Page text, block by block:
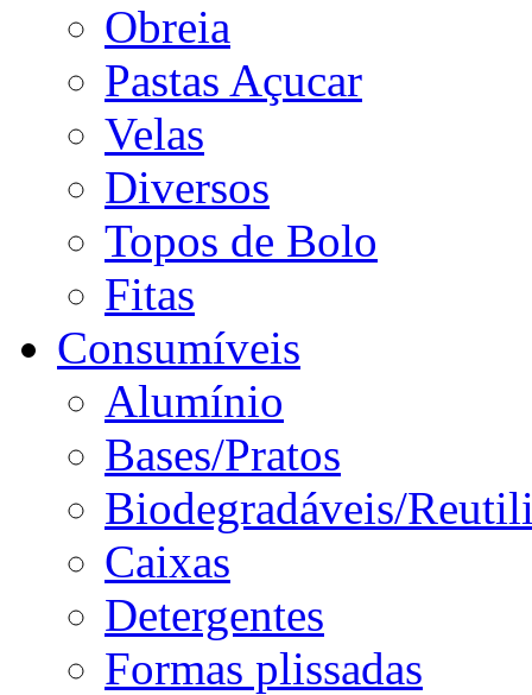
Obreia
Pastas Açucar
Velas
Diversos
Topos de Bolo
Fitas
Consumíveis
Alumínio
Bases/Pratos
Biodegradáveis/
Caixas
Detergentes
Formas plissadas